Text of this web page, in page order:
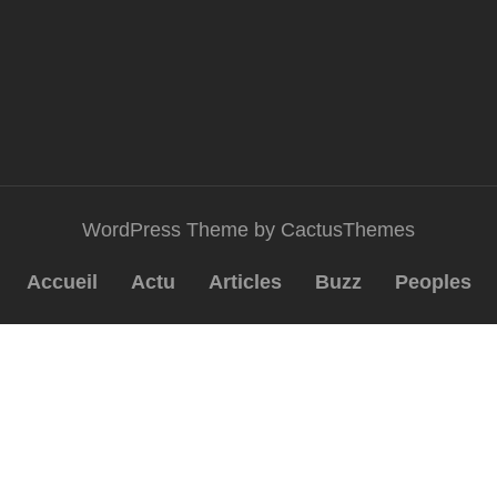
WordPress Theme by CactusThemes
Accueil Actu Articles Buzz Peoples